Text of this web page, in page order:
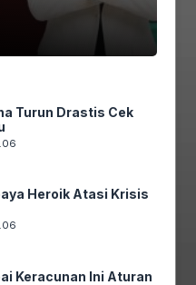
Turun Drastis Cek
Heroik Atasi Krisis
Keracunan Ini Aturan